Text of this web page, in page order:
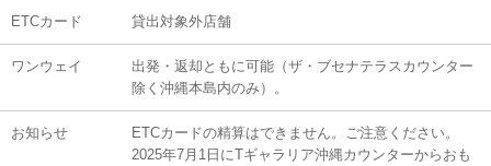
ETCカード 貸出対象外店舗
ワンウェイ
出発・返却ともに可能（ザ・ブセナテラスカウンター
除く沖縄本島内のみ）。
お知らせ
ETCカードの精算はできません。ご注意ください。
2025年7月1日にTギャラリア沖縄カウンターからおも